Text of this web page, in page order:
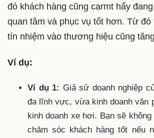
đó khách hàng cũng carmt hấy
quan tâm và phục vụ tốt hơn. Từ
tín nhiệm vào thương hiệu cũng
Ví dụ:
Ví dụ 1: Giả sử doanh nghiệp
đa lĩnh vực, vừa kinh doanh văn
kinh doanh xe hơi. Bạn sẽ
chăm sóc khách hàng tốt nếu